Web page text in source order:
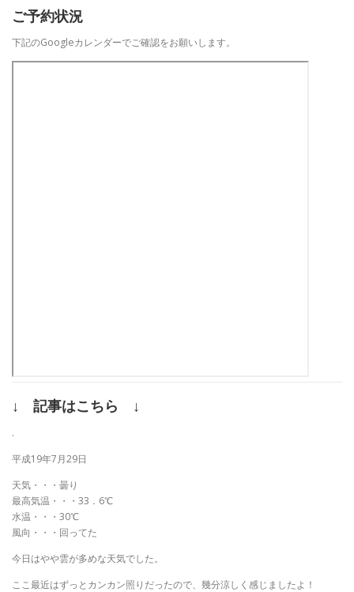
ご予約状況
下記のGoogleカレンダーでご確認をお願いします。
↓ 記事はこちら ↓
.
平成19年7月29日
天気・・・曇り
最高気温・・・33．6℃
水温・・・30℃
風向・・・回ってた
今日はやや雲が多めな天気でした。
ここ最近はずっとカンカン照りだったので、幾分涼しく感じましたよ！